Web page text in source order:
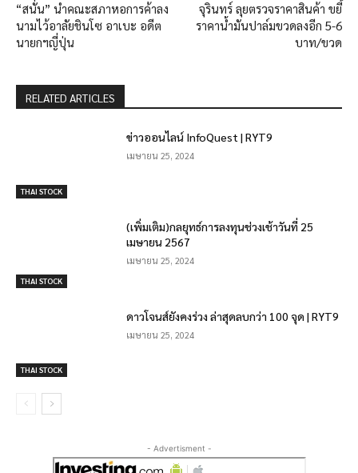
“สนั่น” นำคณะสภาหอการค้าลง
นามไว้อาลัยชินโซ อาเบะ อดีต
นายกฯญี่ปุ่น
จุรินทร์ ลุยตรวจราคาสินค้า ขยี้
ราคาน้ำมันปาล์มขวดลงอีก 5-6
บาท/ขวด
RELATED ARTICLES
THAI STOCK
ข่าวออนไลน์ InfoQuest | RYT9
เมษายน 25, 2024
THAI STOCK
(เพิ่มเติม)กลยุทธ์การลงทุนช่วงเช้าวันที่ 25
เมษายน 2567
เมษายน 25, 2024
THAI STOCK
ดาวโจนส์ยังคงร่วง ล่าสุดลบกว่า 100 จุด | RYT9
เมษายน 25, 2024
- Advertisment -